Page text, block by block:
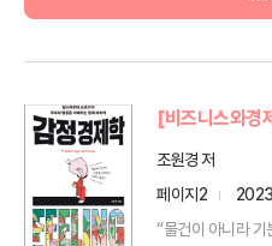
[비즈니스와경
조원경 저
페이지2
“물건이 아니라 기